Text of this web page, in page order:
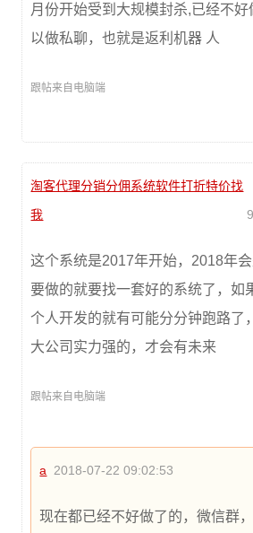
月份开始受到大规模封杀,已经不
以做私聊，也就是返利机器 人
跟帖来自电脑端
淘客代理分销分佣系统软件打折特价找
我
9
这个系统是2017年开始，2018年
要做的就要找一套好的系统了，如
个人开发的就有可能分分钟跑路了
大公司实力强的，才会有未来
跟帖来自电脑端
a 2018-07-22 09:02:53
现在都已经不好做了的，微信群